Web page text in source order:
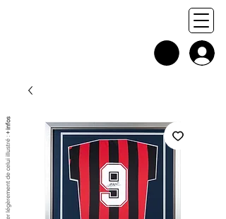
+ infos